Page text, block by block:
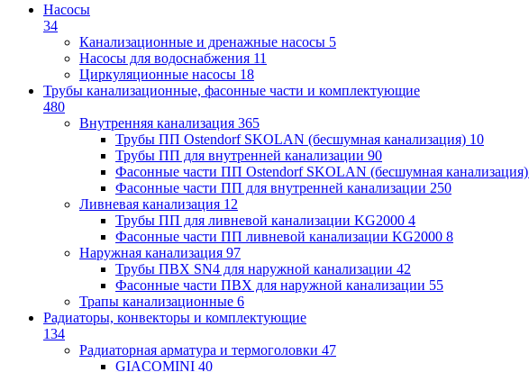
Насосы
34
Канализационные и дренажные насосы 5
Насосы для водоснабжения 11
Циркуляционные насосы 18
Трубы канализационные, фасонные части и комплектующие
480
Внутренняя канализация 365
Трубы ПП Ostendorf SKOLAN (бесшумная канализация) 10
Трубы ПП для внутренней канализации 90
Фасонные части ПП Ostendorf SKOLAN (бесшумная канализация)
Фасонные части ПП для внутренней канализации 250
Ливневая канализация 12
Трубы ПП для ливневой канализации KG2000 4
Фасонные части ПП ливневой канализации KG2000 8
Наружная канализация 97
Трубы ПВХ SN4 для наружной канализации 42
Фасонные части ПВХ для наружной канализации 55
Трапы канализационные 6
Радиаторы, конвекторы и комплектующие
134
Радиаторная арматура и термоголовки 47
GIACOMINI 40